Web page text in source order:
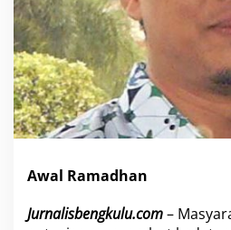
d
i
s
i
R
a
m
a
a
Awal Ramadhan
Jurnalisbengkulu.com–